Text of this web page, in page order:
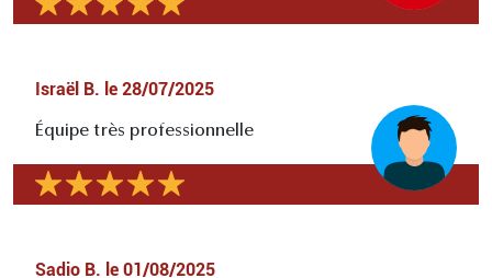
Israël B. le 28/07/2025
Équipe très professionnelle
Sadio B. le 01/08/2025